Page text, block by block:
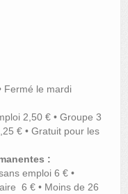
Fermé le mardi
2,50 € • Groupe 3
€ • Gratuit pour les
:
emploi 6 € •
6 € • Moins de 26